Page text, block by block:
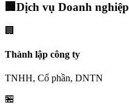
🏢 Dịch vụ Doanh nghiệp
🏢
Thành lập công ty
TNHH, Cổ phần, DNTN
🏪